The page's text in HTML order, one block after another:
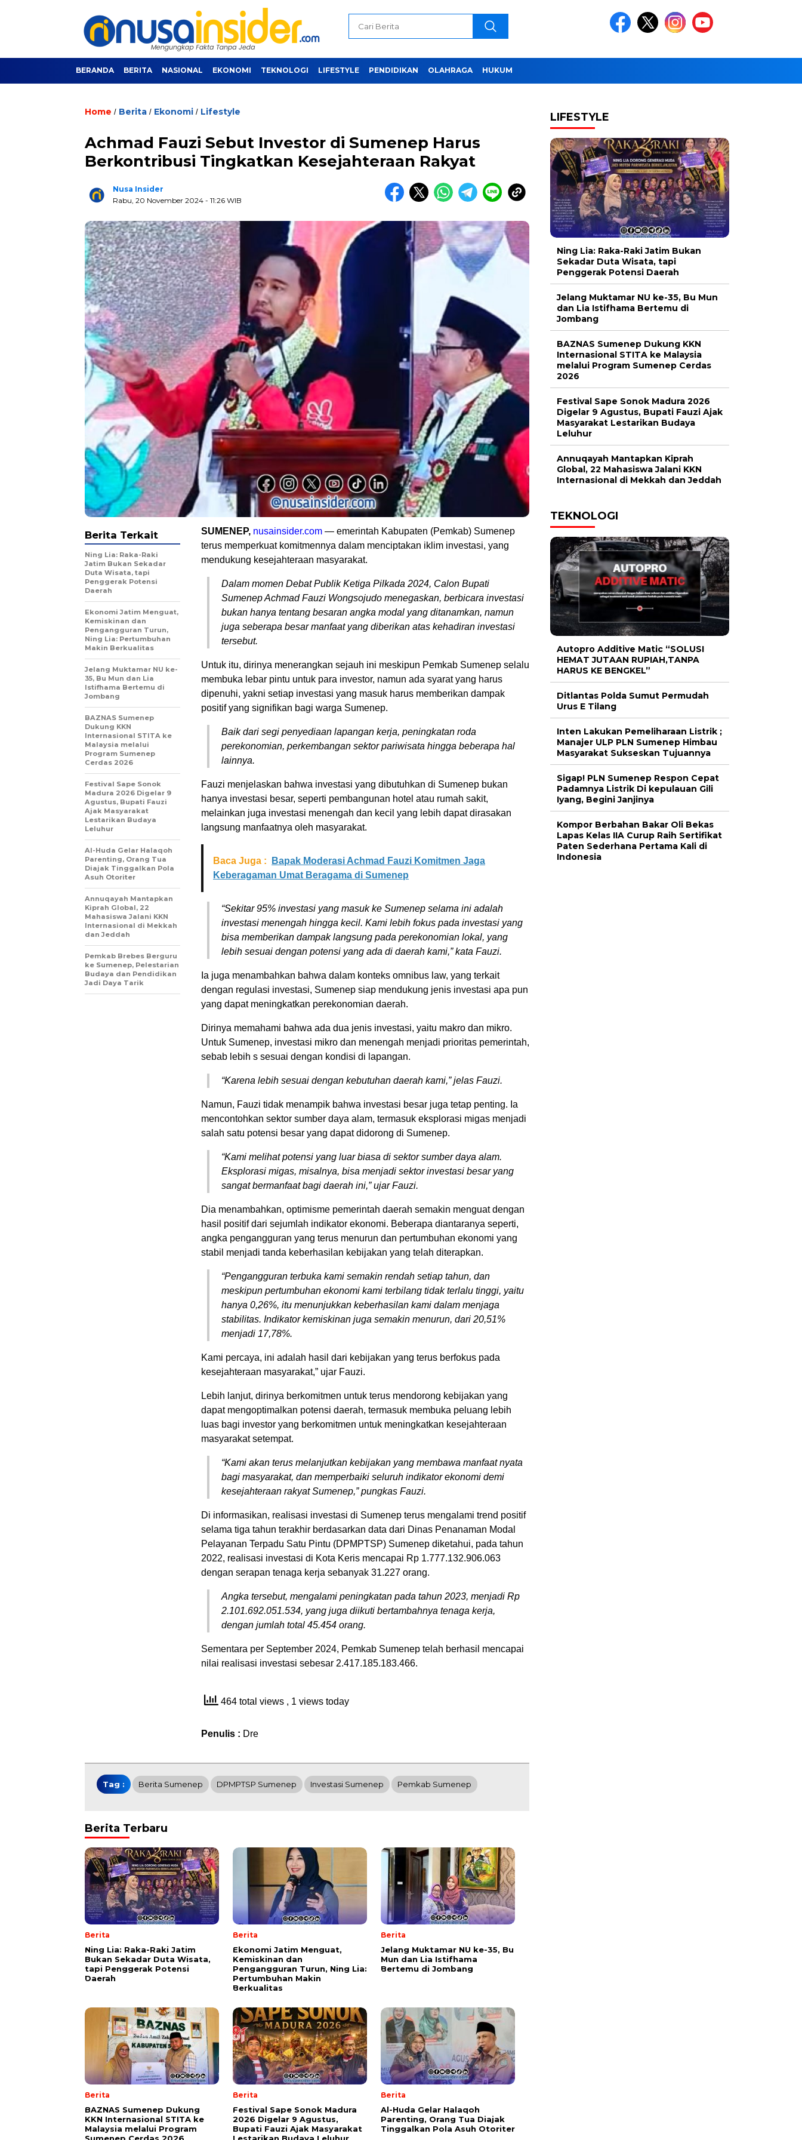
BERANDA BERITA NASIONAL EKONOMI TEKNOLOGI LIFESTYLE PENDIDIKAN OLAHRAGA HUKUM
Home / Berita / Ekonomi / Lifestyle
Achmad Fauzi Sebut Investor di Sumenep Harus
Berkontribusi Tingkatkan Kesejahteraan Rakyat
Nusa Insider
Rabu, 20 November 2024 - 11:26 WIB
SUMENEP, nusainsider.com — emerintah Kabupaten (Pemkab) Sumenep
terus memperkuat komitmennya dalam menciptakan iklim investasi, yang
mendukung kesejahteraan masyarakat.
Dalam momen Debat Publik Ketiga Pilkada 2024, Calon Bupati
Sumenep Achmad Fauzi Wongsojudo menegaskan, berbicara investasi
bukan hanya tentang besaran angka modal yang ditanamkan, namun
juga seberapa besar manfaat yang diberikan atas kehadiran investasi
tersebut.
Untuk itu, dirinya menerangkan sejauh ini meskipun Pemkab Sumenep selalu
membuka lebar pintu untuk para investor, namun ada syarat yang harus
dipenuhi, yakni setiap investasi yang masuk harus memberikan dampak
positif yang signifikan bagi warga Sumenep.
Baik dari segi penyediaan lapangan kerja, peningkatan roda
perekonomian, perkembangan sektor pariwisata hingga beberapa hal
lainnya.
Fauzi menjelaskan bahwa investasi yang dibutuhkan di Sumenep bukan
hanya investasi besar, seperti pembangunan hotel atau rumah sakit,
melainkan juga investasi menengah dan kecil yang lebih dapat dirasakan
langsung manfaatnya oleh masyarakat.
Baca Juga :
Bapak Moderasi Achmad Fauzi Komitmen Jaga
Keberagaman Umat Beragama di Sumenep
“Sekitar 95% investasi yang masuk ke Sumenep selama ini adalah
investasi menengah hingga kecil. Kami lebih fokus pada investasi yang
bisa memberikan dampak langsung pada perekonomian lokal, yang
lebih sesuai dengan potensi yang ada di daerah kami,” kata Fauzi.
Ia juga menambahkan bahwa dalam konteks omnibus law, yang terkait
dengan regulasi investasi, Sumenep siap mendukung jenis investasi apa pun
yang dapat meningkatkan perekonomian daerah.
Dirinya memahami bahwa ada dua jenis investasi, yaitu makro dan mikro.
Untuk Sumenep, investasi mikro dan menengah menjadi prioritas pemerintah,
sebab lebih s sesuai dengan kondisi di lapangan.
“Karena lebih sesuai dengan kebutuhan daerah kami,” jelas Fauzi.
Namun, Fauzi tidak menampik bahwa investasi besar juga tetap penting. Ia
mencontohkan sektor sumber daya alam, termasuk eksplorasi migas menjadi
salah satu potensi besar yang dapat didorong di Sumenep.
“Kami melihat potensi yang luar biasa di sektor sumber daya alam.
Eksplorasi migas, misalnya, bisa menjadi sektor investasi besar yang
sangat bermanfaat bagi daerah ini,” ujar Fauzi.
Dia menambahkan, optimisme pemerintah daerah semakin menguat dengan
hasil positif dari sejumlah indikator ekonomi. Beberapa diantaranya seperti,
angka pengangguran yang terus menurun dan pertumbuhan ekonomi yang
stabil menjadi tanda keberhasilan kebijakan yang telah diterapkan.
“Pengangguran terbuka kami semakin rendah setiap tahun, dan
meskipun pertumbuhan ekonomi kami terbilang tidak terlalu tinggi, yaitu
hanya 0,26%, itu menunjukkan keberhasilan kami dalam menjaga
stabilitas. Indikator kemiskinan juga semakin menurun, dari 20,51%
menjadi 17,78%.
Kami percaya, ini adalah hasil dari kebijakan yang terus berfokus pada
kesejahteraan masyarakat,” ujar Fauzi.
Lebih lanjut, dirinya berkomitmen untuk terus mendorong kebijakan yang
dapat mengoptimalkan potensi daerah, termasuk membuka peluang lebih
luas bagi investor yang berkomitmen untuk meningkatkan kesejahteraan
masyarakat setempat.
“Kami akan terus melanjutkan kebijakan yang membawa manfaat nyata
bagi masyarakat, dan memperbaiki seluruh indikator ekonomi demi
kesejahteraan rakyat Sumenep,” pungkas Fauzi.
Di informasikan, realisasi investasi di Sumenep terus mengalami trend positif
selama tiga tahun terakhir berdasarkan data dari Dinas Penanaman Modal
Pelayanan Terpadu Satu Pintu (DPMPTSP) Sumenep diketahui, pada tahun
2022, realisasi investasi di Kota Keris mencapai Rp 1.777.132.906.063
dengan serapan tenaga kerja sebanyak 31.227 orang.
Angka tersebut, mengalami peningkatan pada tahun 2023, menjadi Rp
2.101.692.051.534, yang juga diikuti bertambahnya tenaga kerja,
dengan jumlah total 45.454 orang.
Sementara per September 2024, Pemkab Sumenep telah berhasil mencapai
nilai realisasi investasi sebesar 2.417.185.183.466.
464 total views , 1 views today
Penulis : Dre
Berita Terkait
Ning Lia: Raka-Raki
Jatim Bukan Sekadar
Duta Wisata, tapi
Penggerak Potensi
Daerah
Ekonomi Jatim Menguat,
Kemiskinan dan
Pengangguran Turun,
Ning Lia: Pertumbuhan
Makin Berkualitas
Jelang Muktamar NU ke-
35, Bu Mun dan Lia
Istifhama Bertemu di
Jombang
BAZNAS Sumenep
Dukung KKN
Internasional STITA ke
Malaysia melalui
Program Sumenep
Cerdas 2026
Festival Sape Sonok
Madura 2026 Digelar 9
Agustus, Bupati Fauzi
Ajak Masyarakat
Lestarikan Budaya
Leluhur
Al-Huda Gelar Halaqoh
Parenting, Orang Tua
Diajak Tinggalkan Pola
Asuh Otoriter
Annuqayah Mantapkan
Kiprah Global, 22
Mahasiswa Jalani KKN
Internasional di Mekkah
dan Jeddah
Pemkab Brebes Berguru
ke Sumenep, Pelestarian
Budaya dan Pendidikan
Jadi Daya Tarik
Tag : Berita Sumenep DPMPTSP Sumenep Investasi Sumenep Pemkab Sumenep
Berita Terbaru
Berita
Ning Lia: Raka-Raki Jatim
Bukan Sekadar Duta Wisata,
tapi Penggerak Potensi
Daerah
Berita
Ekonomi Jatim Menguat,
Kemiskinan dan
Pengangguran Turun, Ning Lia:
Pertumbuhan Makin
Berkualitas
Berita
Jelang Muktamar NU ke-35, Bu
Mun dan Lia Istifhama
Bertemu di Jombang
Berita
BAZNAS Sumenep Dukung
KKN Internasional STITA ke
Malaysia melalui Program
Berita
Festival Sape Sonok Madura
2026 Digelar 9 Agustus,
Bupati Fauzi Ajak Masyarakat
Berita
Al-Huda Gelar Halaqoh
Parenting, Orang Tua Diajak
Tinggalkan Pola Asuh Otoriter
LIFESTYLE
Ning Lia: Raka-Raki Jatim Bukan
Sekadar Duta Wisata, tapi
Penggerak Potensi Daerah
Jelang Muktamar NU ke-35, Bu Mun
dan Lia Istifhama Bertemu di
Jombang
BAZNAS Sumenep Dukung KKN
Internasional STITA ke Malaysia
melalui Program Sumenep Cerdas
2026
Festival Sape Sonok Madura 2026
Digelar 9 Agustus, Bupati Fauzi Ajak
Masyarakat Lestarikan Budaya
Leluhur
Annuqayah Mantapkan Kiprah
Global, 22 Mahasiswa Jalani KKN
Internasional di Mekkah dan Jeddah
TEKNOLOGI
Autopro Additive Matic “SOLUSI
HEMAT JUTAAN RUPIAH,TANPA
HARUS KE BENGKEL”
Ditlantas Polda Sumut Permudah
Urus E Tilang
Inten Lakukan Pemeliharaan Listrik ;
Manajer ULP PLN Sumenep Himbau
Masyarakat Sukseskan Tujuannya
Sigap! PLN Sumenep Respon Cepat
Padamnya Listrik Di kepulauan Gili
Iyang, Begini Janjinya
Kompor Berbahan Bakar Oli Bekas
Lapas Kelas IIA Curup Raih Sertifikat
Paten Sederhana Pertama Kali di
Indonesia